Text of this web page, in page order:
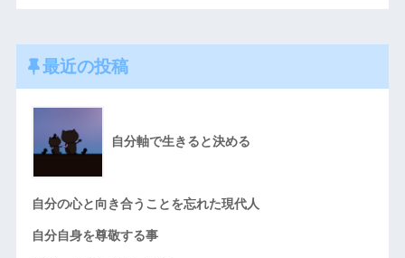
最近の投稿
自分軸で生きると決める
自分の心と向き合うことを忘れた現代人
自分自身を尊敬する事